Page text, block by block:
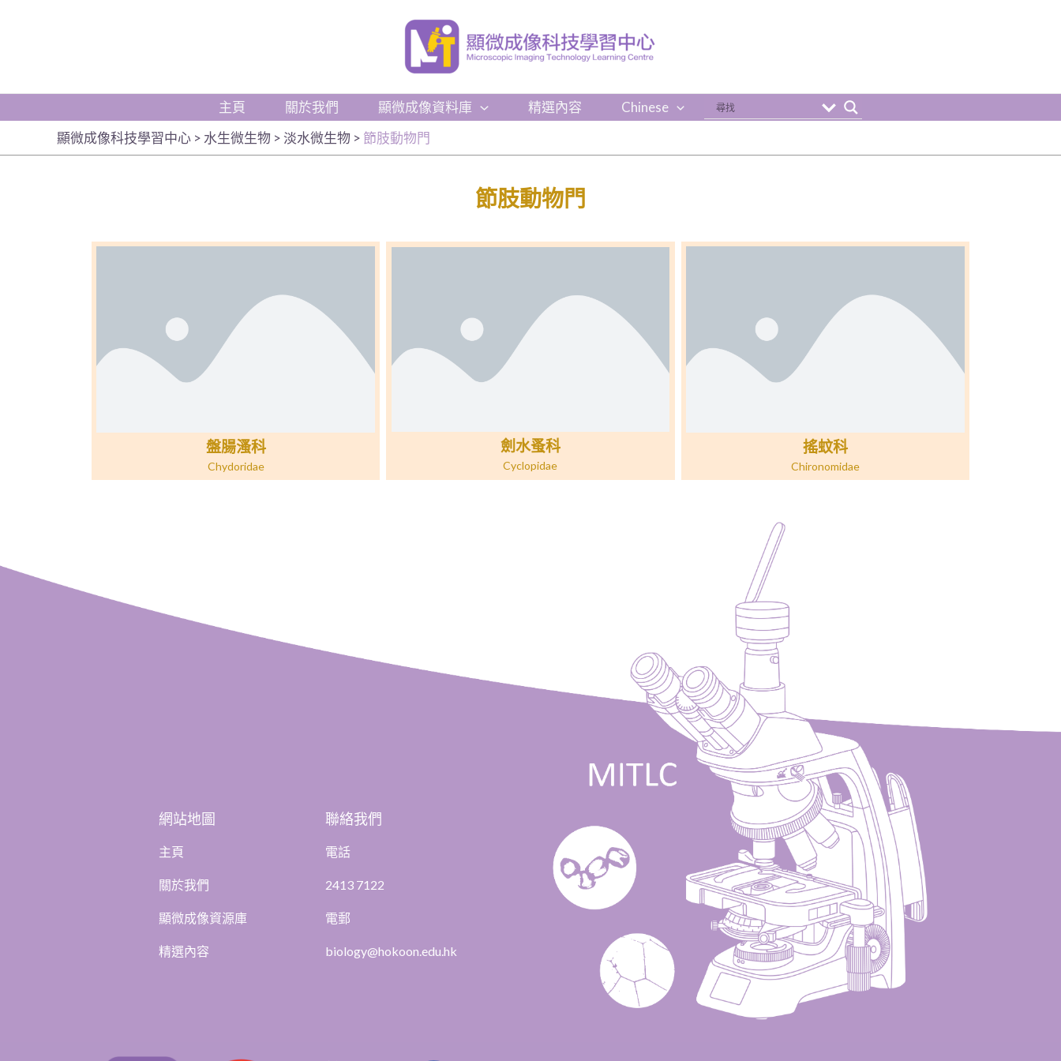
主頁 關於我們 顯微成像資料庫 精選內容
Chinese
顯微成像科技學習中心 > 水生微生物 > 淡水微生物 > 節肢動物門
節肢動物門
盤腸溞科
Chydoridae
劍水蚤科
Cyclopidae
搖蚊科
Chironomidae
網站地圖
主頁
關於我們
顯微成像資源庫
精選內容
聯絡我們
電話
2413 7122
電郵
biology@hokoon.edu.hk​